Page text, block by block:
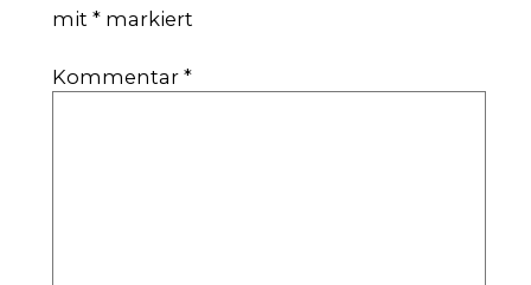
mit *markiert
Kommentar *